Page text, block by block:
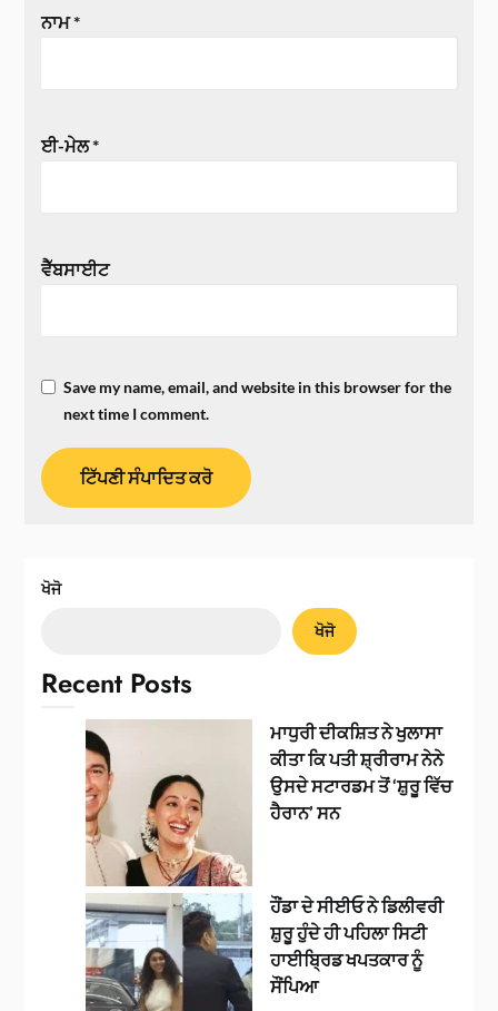
ਨਾਮ*
ਈ-ਮੇਲ*
ਵੈੱਬਸਾਈਟ
Save my name, email, and website in this browser for the
next time I comment.
ਖੋਜੋ
ਖੋਜੋ
Recent Posts
ਮਾਧੁਰੀ ਦੀਕਸ਼ਿਤ ਨੇ ਖੁਲਾਸਾ
ਕੀਤਾ ਕਿ ਪਤੀ ਸ਼੍ਰੀਰਾਮ ਨੇਨੇ
ਉਸਦੇ ਸਟਾਰਡਮ ਤੋਂ ‘ਸ਼ੁਰੂ ਵਿੱਚ
ਹੈਰਾਨ’ ਸਨ
ਹੌਂਡਾ ਦੇ ਸੀਈਓ ਨੇ ਡਿਲੀਵਰੀ
ਸ਼ੁਰੂ ਹੁੰਦੇ ਹੀ ਪਹਿਲਾ ਸਿਟੀ
ਹਾਈਬ੍ਰਿਡ ਖਪਤਕਾਰ ਨੂੰ
ਸੌਂਪਿਆ